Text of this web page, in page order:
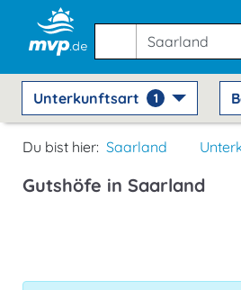
Unterkunftsart 1
Du bist hier: Saarland
Gutshöfe in Saarland